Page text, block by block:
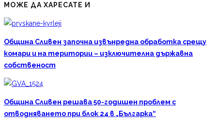
МОЖЕ ДА ХАРЕСАТЕ И
Община Сливен започна извънредна обработка срещу
комари и на територии – изключителна държавна
собственост
Община Сливен решава 50-годишен проблем с
отводняването при блок 24 в „Българка“